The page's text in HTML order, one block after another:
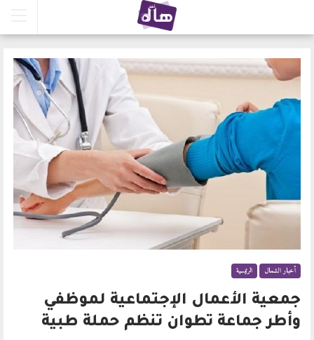
أخبار الشمال الرئيسية
جمعية الأعمال الإجتماعية لموظفي
وأطر جماعة تطوان تنظم حملة طبية